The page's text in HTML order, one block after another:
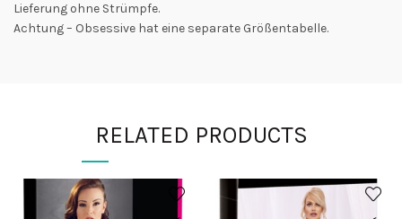
Lieferung ohne Strümpfe.
Achtung – Obsessive hat eine separate Größentabelle.
RELATED PRODUCTS